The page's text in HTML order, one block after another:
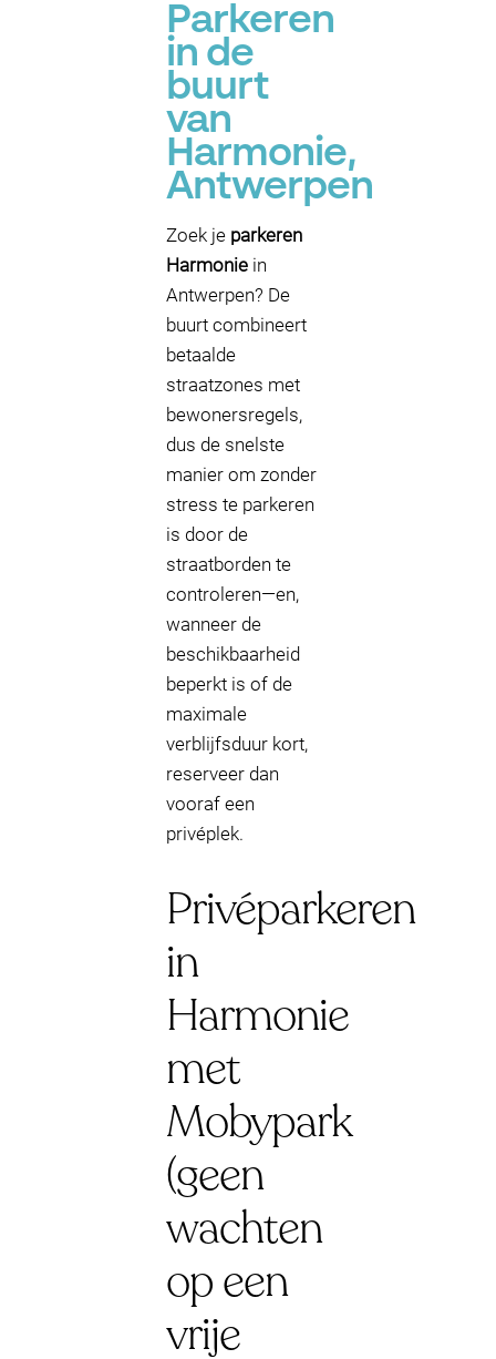
Parkeren
in de
buurt
van
Harmonie,
Antwerpen
Zoek je parkeren
Harmonie in
Antwerpen? De
buurt combineert
betaalde
straatzones met
bewonersregels,
dus de snelste
manier om zonder
stress te parkeren
is door de
straatborden te
controleren—en,
wanneer de
beschikbaarheid
beperkt is of de
maximale
verblijfsduur kort,
reserveer dan
vooraf een
privéplek.
Privéparkeren
in
Harmonie
met
Mobypark
(geen
wachten
op een
vrije